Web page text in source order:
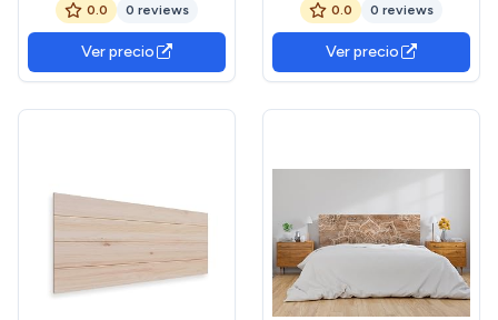
0.0 0 reviews
Ver precio
0.0 0 reviews
Ver precio